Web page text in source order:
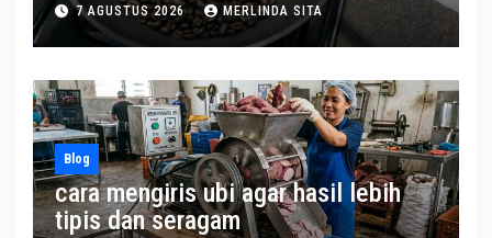
7 AGUSTUS 2026 MERLINDA SITA
Blog
cara mengiris ubi agar hasil lebih
tipis dan seragam